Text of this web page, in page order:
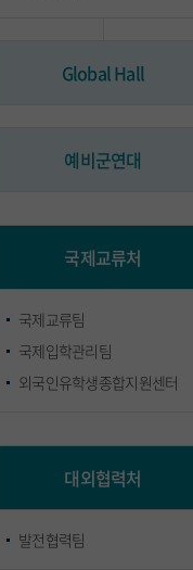
Global Hall
예비군연대
국제교류처
국제교류팀
국제입학관리팀
외국인유학생종합지원센터
대외협력처
발전협력팀